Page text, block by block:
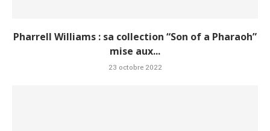
Pharrell Williams : sa collection “Son of a Pharaoh”
mise aux...
23 octobre 2022